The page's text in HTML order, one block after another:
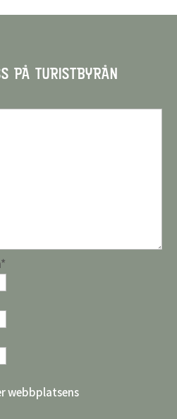
PÅ TURISTBYRÅN
*
webbplatsens